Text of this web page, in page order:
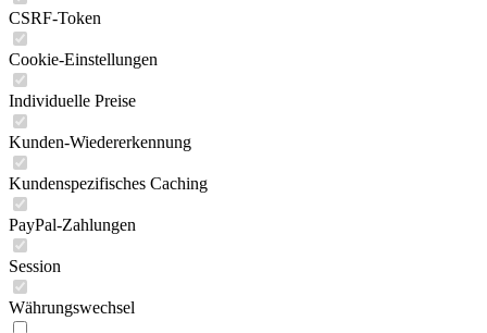
CSRF-Token
Cookie-Einstellungen
Individuelle Preise
Kunden-Wiedererkennung
Kundenspezifisches Caching
PayPal-Zahlungen
Session
Währungswechsel